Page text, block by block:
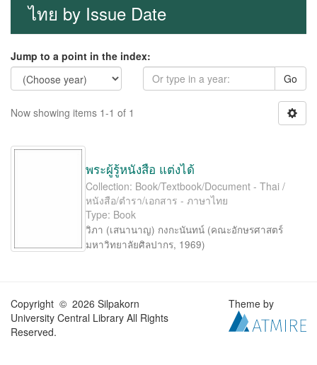
ไทย by Issue Date
Jump to a point in the index:
Go
Now showing items 1-1 of 1
พระผู้รู้หนังสือ แต่งได้
Collection: Book/Textbook/Document - Thai /
หนังสือ/ตำรา/เอกสาร - ภาษาไทย
Type: Book
วิภา (เสนานาญ) กงกะนันทน์ (คณะอักษรศาสตร์
มหาวิทยาลัยศิลปากร, 1969)
Copyright © 2026 Silpakorn
University Central Library All Rights
Reserved.
Theme by